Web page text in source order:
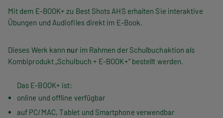
Mit dem E-BOOK+ zu Best Shots AHS erhalten Sie interaktive
Übungen und Audiofiles direkt im E-Book.
Dieses Werk kann nurim Rahmen der Schulbuchaktion als
Kombiprodukt „Schulbuch + E-BOOK+“ bestellt werden.
Das E-BOOK+ ist:
online und offline verfügbar
auf PC/MAC, Tablet und Smartphone verwendbar